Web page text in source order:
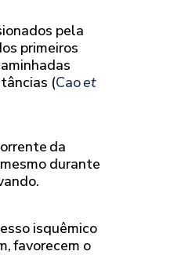
pela
primeiros
(Caoet
da
durante
isquêmico
favorecem o